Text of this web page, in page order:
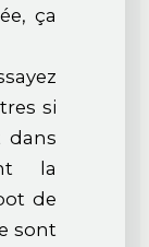
ça
si
dans
la
de
sont